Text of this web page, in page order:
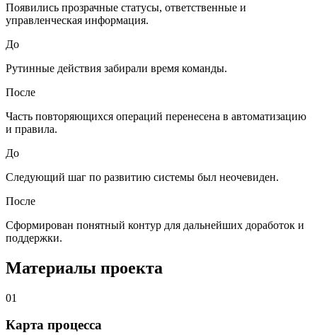
Появились прозрачные статусы, ответственные и
управленческая информация.
До
Рутинные действия забирали время команды.
После
Часть повторяющихся операций перенесена в автоматизацию
и правила.
До
Следующий шаг по развитию системы был неочевиден.
После
Сформирован понятный контур для дальнейших доработок и
поддержки.
Материалы проекта
01
Карта процесса